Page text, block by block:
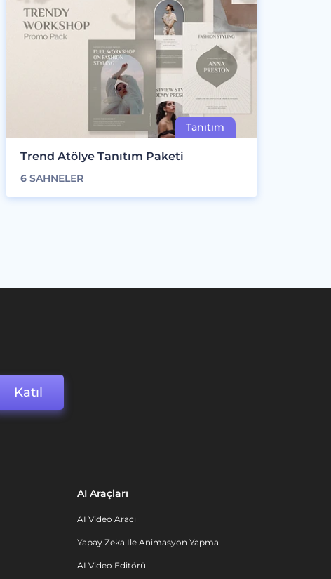
Trend Atölye Tanıtım Paketi
6SAHNELER
Katıl
AI Araçları
AI Video Aracı
Yapay Zeka Ile Animasyon Yapma
AI Video Editörü